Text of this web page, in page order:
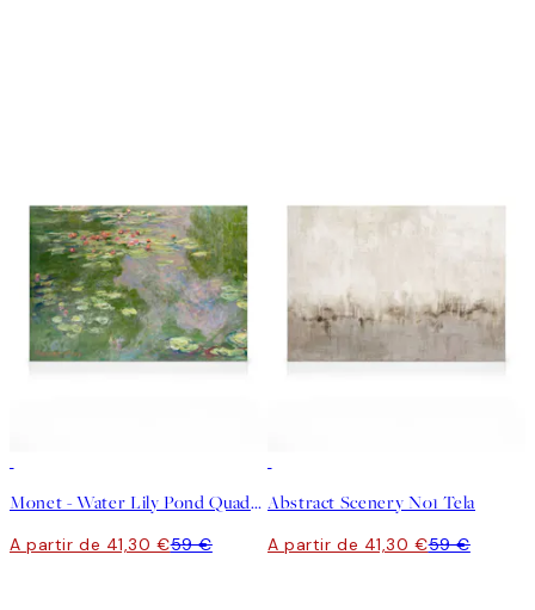
Monet - Water Lily Pond Quadro em tela
A partir de 41,30 €59 €
Abstract Scenery No1 Tela
A partir de 41,30 €59 €